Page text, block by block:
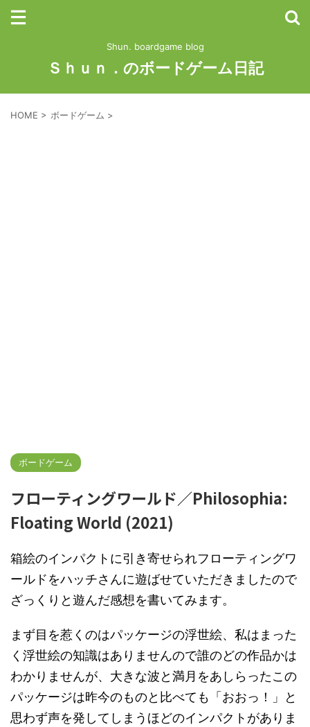
Shun. boardgame blog
Ｓｈｕｎ．のボードゲーム日記
HOME > ボードゲーム >
ボードゲーム
フローティングワールド／Philosophia:
Floating World (2021)
箱絵のインパクトに引き寄せられフローティングワ
ールドをハッチさんに遊ばせていただきましたので
ざっくりと遊んだ感想を書いてみます。
まず目を惹くのはパッケージの浮世絵、私はまった
く浮世絵の知識はありませんので誰のどの作品かは
わかりませんが、大きな波と満月をあしらったこの
パッケージは昨今のものと比べても「おおっ！」と
思わず声を発してしまうほどのインパクトがありま